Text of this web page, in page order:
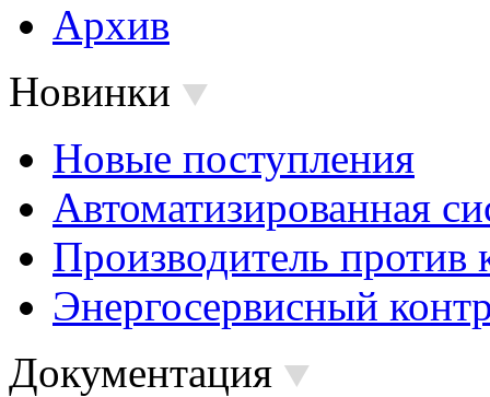
Архив
Новинки
Новые поступления
Автоматизированная
Производитель против
Энергосервисный
Документация